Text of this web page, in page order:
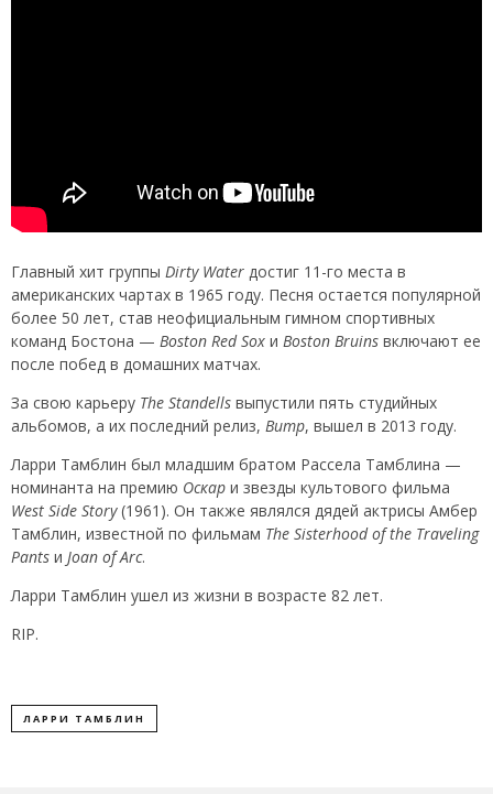
Главный хит группы Dirty Water достиг 11-го места в
американских чартах в 1965 году. Песня остается популярной
более 50 лет, став неофициальным гимном спортивных
команд Бостона — Boston Red Sox и Boston Bruins включают ее
после побед в домашних матчах.
За свою карьеру The Standells выпустили пять студийных
альбомов, а их последний релиз, Bump, вышел в 2013 году.
Ларри Тамблин был младшим братом Рассела Тамблина —
номинанта на премию Оскар и звезды культового фильма
West Side Story(1961). Он также являлся дядей актрисы Амбер
Тамблин, известной по фильмам The Sisterhood of the Traveling
Pants и Joan of Arc.
Ларри Тамблин ушел из жизни в возрасте 82 лет.
RIP.
ЛАРРИ ТАМБЛИН